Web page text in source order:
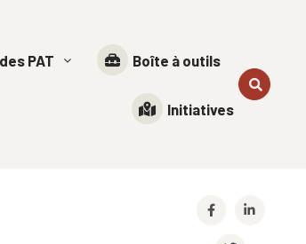
PAT Boîte à outils
Initiatives